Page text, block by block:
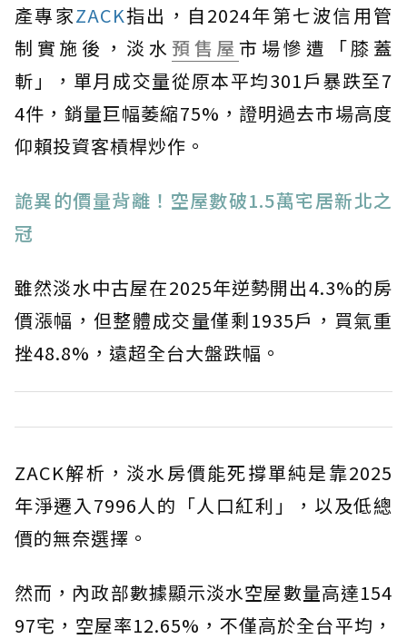
產專家ZACK指出，自2024年第七波信用管
制實施後，淡水 預售屋 市場慘遭「膝蓋
斬」，單月成交量從原本平均301戶暴跌至7
4件，銷量巨幅萎縮75%，證明過去市場高度
仰賴投資客槓桿炒作。
詭異的價量背離！空屋數破1.5萬宅居新北之
冠
雖然淡水中古屋在2025年逆勢開出4.3%的房
價漲幅，但整體成交量僅剩1935戶，買氣重
挫48.8%，遠超全台大盤跌幅。
ZACK解析，淡水房價能死撐單純是靠2025
年淨遷入7996人的「人口紅利」，以及低總
價的無奈選擇。
然而，內政部數據顯示淡水空屋數量高達154
97宅，空屋率12.65%，不僅高於全台平均，